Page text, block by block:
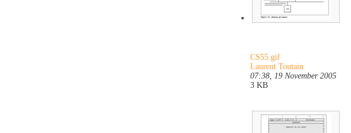
CS55.gif
Laurent Toutain
07:38, 19 November 2005
3 KB